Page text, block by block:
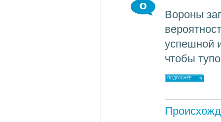
0
Вороны
успешной
чтобы
ПОДРОБНЕЕ